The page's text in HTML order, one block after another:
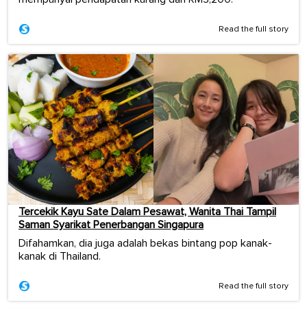
Read the full story
Tercekik Kayu Sate Dalam Pesawat, Wanita Thai Tampil
Saman Syarikat Penerbangan Singapura
Difahamkan, dia juga adalah bekas bintang pop kanak-
kanak di Thailand.
Read the full story